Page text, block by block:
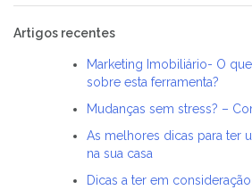
Artigos recentes
Marketing Imobiliário- O
sobre esta ferramenta?
Mudanças sem stress? –
As melhores dicas para ter
na sua casa
Dicas a ter em